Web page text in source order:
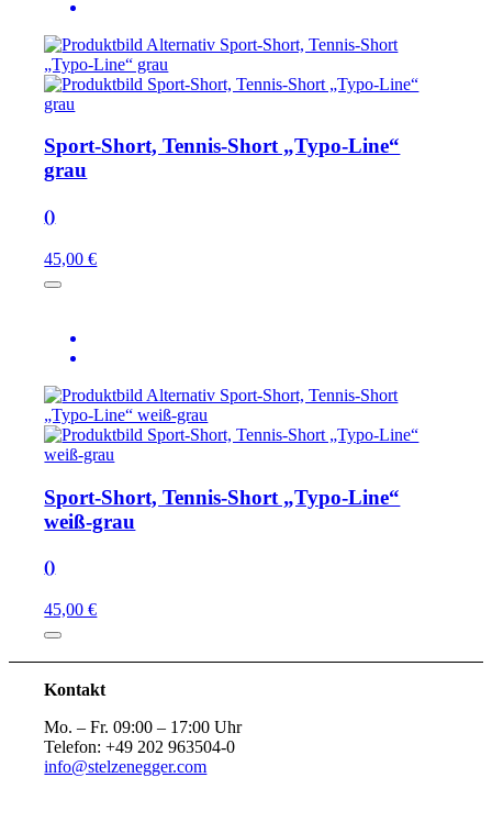
Sport-Short, Tennis-Short „Typo-Line“
grau
()
45,00 €
Sport-Short, Tennis-Short „Typo-Line“
weiß-grau
()
45,00 €
Kontakt
Mo. – Fr. 09:00 – 17:00 Uhr
Telefon: +49 202 963504-0
info@stelzenegger.com